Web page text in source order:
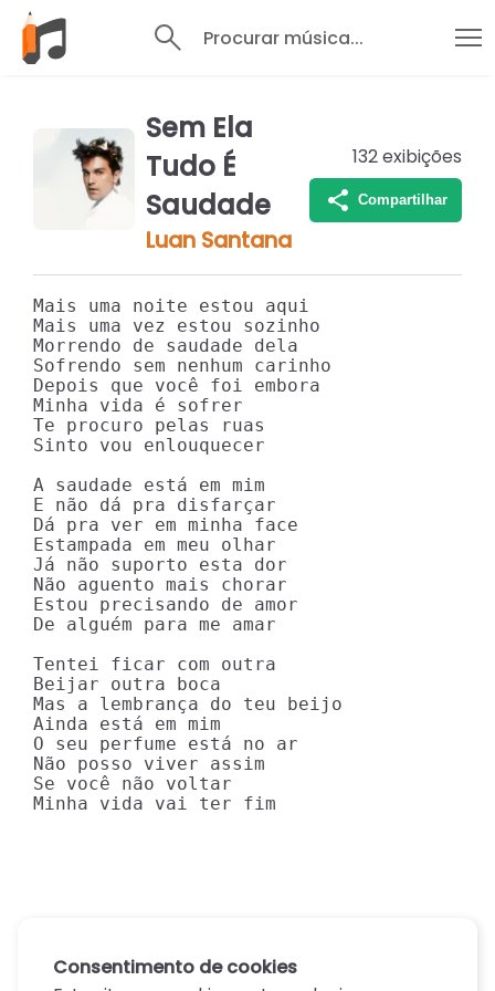
Procurar música...
Sem Ela
Tudo É
Saudade
Luan Santana
132exibições
Compartilhar
Mais uma noite estou aqui
Mais uma vez estou sozinho
Morrendo de saudade dela
Sofrendo sem nenhum carinho
Depois que você foi embora
Minha vida é sofrer
Te procuro pelas ruas
Sinto vou enlouquecer
A saudade está em mim
E não dá pra disfarçar
Dá pra ver em minha face
Estampada em meu olhar
Já não suporto esta dor
Não aguento mais chorar
Estou precisando de amor
De alguém para me amar
Tentei ficar com outra
Beijar outra boca
Mas a lembrança do teu beijo
Ainda está em mim
O seu perfume está no ar
Não posso viver assim
Se você não voltar
Minha vida vai ter fim
Consentimento de cookies